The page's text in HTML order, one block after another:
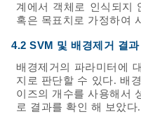
계에서 객체로 인식되지
혹은 목표치로 가정하여
4.2 SVM 및 배경제거 결과
배경제거의 파라미터에
지로 판단할 수 있다. 배
이즈의 개수를 사용해서
로 결과를 확인 해 보았다.